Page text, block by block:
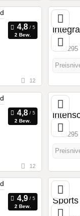
2 Bew.
12
64295
2 Bew.
12
64295
2 Bew.